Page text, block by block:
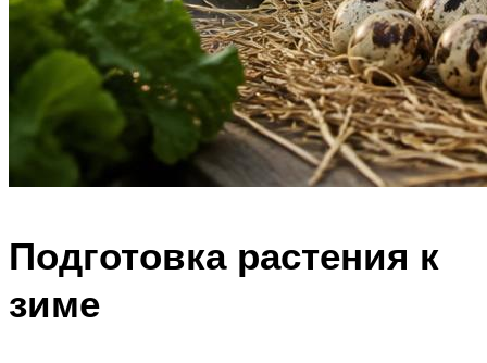
Подготовка растения к
зиме